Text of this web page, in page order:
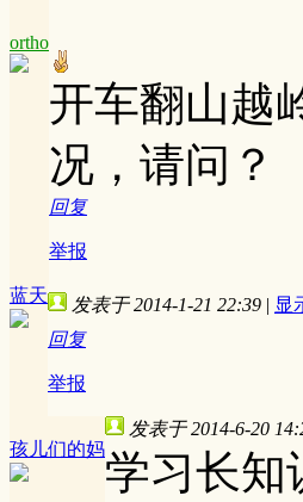
ortho
开车翻山越
况，请问？
回复
举报
蓝天 发表于 2014-1-21 22:39 | 显
回复
举报
孩儿们的妈
发表于 2014-6-20
学习长知